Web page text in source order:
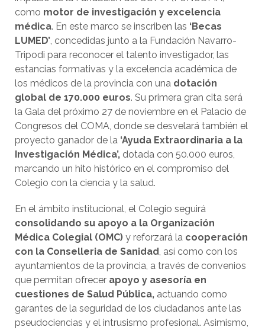
como motor de investigación y excelencia
médica. En este marco se inscriben las ‘Becas
LUMED’ , concedidas junto a la Fundación Navarro-
Tripodi para reconocer el talento investigador, las
estancias formativas y la excelencia académica de
los médicos de la provincia con una dotación
global de 170.000 euros. Su primera gran cita será
la Gala del próximo 27 de noviembre en el Palacio de
Congresos del COMA, donde se desvelará también el
proyecto ganador de la ‘Ayuda Extraordinaria a la
Investigación Médica’, dotada con 50.000 euros,
marcando un hito histórico en el compromiso del
Colegio con la ciencia y la salud.
En el ámbito institucional, el Colegio seguirá
consolidando su apoyo a la Organización
Médica Colegial (OMC) y reforzará la cooperación
con la Conselleria de Sanidad , así como con los
ayuntamientos de la provincia, a través de convenios
que permitan ofrecer apoyo y asesoría en
cuestiones de Salud Pública, actuando como
garantes de la seguridad de los ciudadanos ante las
pseudociencias y el intrusismo profesional. Asimismo,